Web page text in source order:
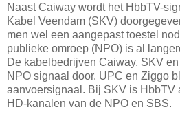
Naast Caiway wordt het HbbTV-
Kabel Veendam (SKV)
men wel een aangepast toestel
publieke omroep (NPO) is al
De kabelbedrijven Caiway, SKV
NPO signaal door. UPC en Ziggo
aanvoersignaal. Bij SKV is HbbTV
HD-kanalen van de NPO en SBS.